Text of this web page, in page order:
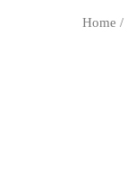
Home /